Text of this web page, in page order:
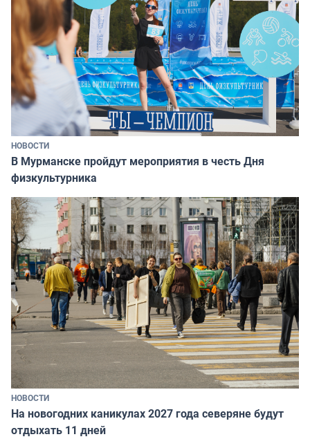
НОВОСТИ
В Мурманске пройдут мероприятия в честь Дня
физкультурника
НОВОСТИ
На новогодних каникулах 2027 года северяне будут
отдыхать 11 дней